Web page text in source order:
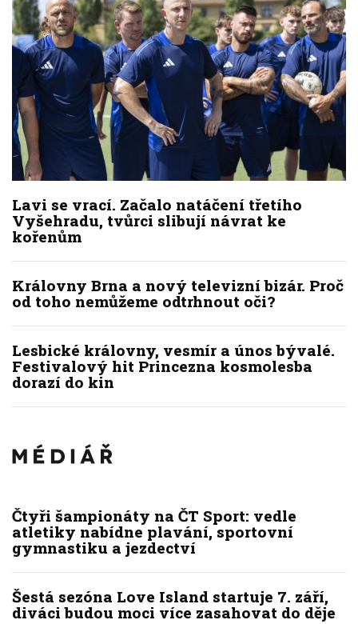
Lavi se vrací. Začalo natáčení třetího
Vyšehradu, tvůrci slibují návrat ke
kořenům
Královny Brna a nový televizní bizár. Proč
od toho nemůžeme odtrhnout oči?
Lesbické královny, vesmír a únos bývalé.
Festivalový hit Princezna kosmolesba
dorazí do kin
Čtyři šampionáty na ČT Sport: vedle
atletiky nabídne plavání, sportovní
gymnastiku a jezdectví
Šestá sezóna Love Island startuje 7. září,
diváci budou moci více zasahovat do děje